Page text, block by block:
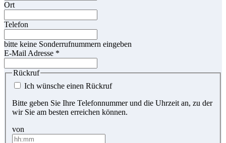
Ort
Telefon
bitte keine Sonderrufnummern eingeben
E-Mail Adresse *
Rückruf
Ich wünsche einen Rückruf
Bitte geben Sie Ihre Telefonnummer und die Uhrzeit an, zu der
wir Sie am besten erreichen können.
von